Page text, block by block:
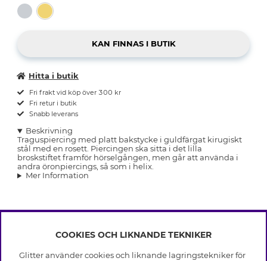
Hitta i butik
Fri frakt vid köp över 300 kr
Fri retur i butik
Snabb leverans
Beskrivning
Traguspiercing med platt bakstycke i guldfärgat kirugiskt
stål med en rosett. Piercingen ska sitta i det lilla
broskstiftet framför hörselgången, men går att använda i
andra öronpiercings, så som i helix.
Mer Information
INFO
Leverans
COOKIES OCH LIKNANDE TEKNIKER
Glitter använder cookies och liknande lagringstekniker för